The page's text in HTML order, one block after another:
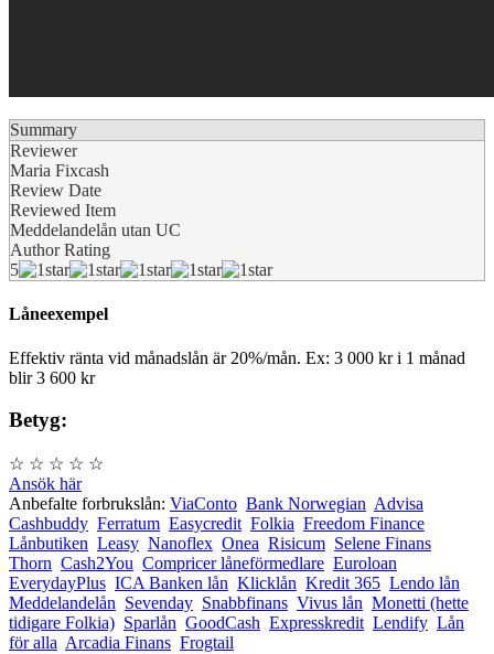
Summary
Reviewer
Maria Fixcash
Review Date
Reviewed Item
Meddelandelån utan UC
Author Rating
5
Låneexempel
Effektiv ränta vid månadslån är 20%/mån. Ex: 3 000 kr i 1 månad
blir 3 600 kr
Betyg:
☆ ☆ ☆ ☆ ☆
Ansök här
Anbefalte forbrukslån: ViaConto Bank Norwegian Advisa
Cashbuddy Ferratum Easycredit Folkia Freedom Finance
Lånbutiken Leasy Nanoflex Onea Risicum Selene Finans
Thorn Cash2You Compricer låneförmedlare Euroloan
EverydayPlus ICA Banken lån Klicklån Kredit 365 Lendo lån
Meddelandelån Sevenday Snabbfinans Vivus lån Monetti (hette
tidigare Folkia) Sparlån GoodCash Expresskredit Lendify Lån
för alla Arcadia Finans Frogtail